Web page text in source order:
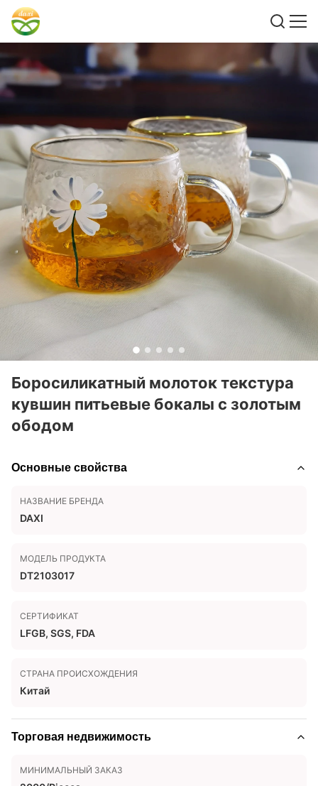
Боросиликатный молоток текстура
кувшин питьевые бокалы с золотым
ободом
Основные свойства
НАЗВАНИЕ БРЕНДА
DAXI
МОДЕЛЬ ПРОДУКТА
DT2103017
СЕРТИФИКАТ
LFGB, SGS, FDA
СТРАНА ПРОИСХОЖДЕНИЯ
Китай
Торговая недвижимость
МИНИМАЛЬНЫЙ ЗАКАЗ